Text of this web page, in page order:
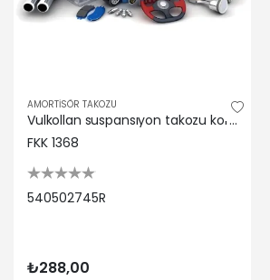
AMORTİSÖR TAKOZU
Vulkollan suspansıyon takozu koruklu laguna ıı velsatıs espace Fkk 540502745R
FKK 1368
540502745R
₺288,00